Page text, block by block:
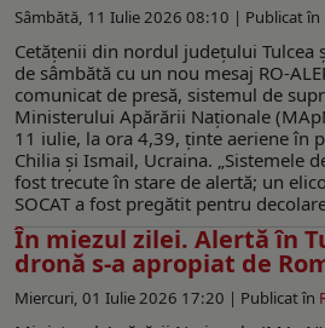
Sâmbătă, 11 Iulie 2026 08:10 | Publicat în
Cetăţenii din nordul județului Tulcea
de sâmbătă cu un nou mesaj RO-
comunicat de presă, sistemul de
Ministerului Apărării Naţionale
11 iulie, la ora 4,39, ținte aeriene în
Chilia și Ismail, Ucraina. „Sistemele
fost trecute în stare de alertă; un
SOCAT a fost pregătit pentru
În miezul zilei. Alertă în
dronă s-a apropiat de
Miercuri, 01 Iulie 2026 17:20 | Publicat în